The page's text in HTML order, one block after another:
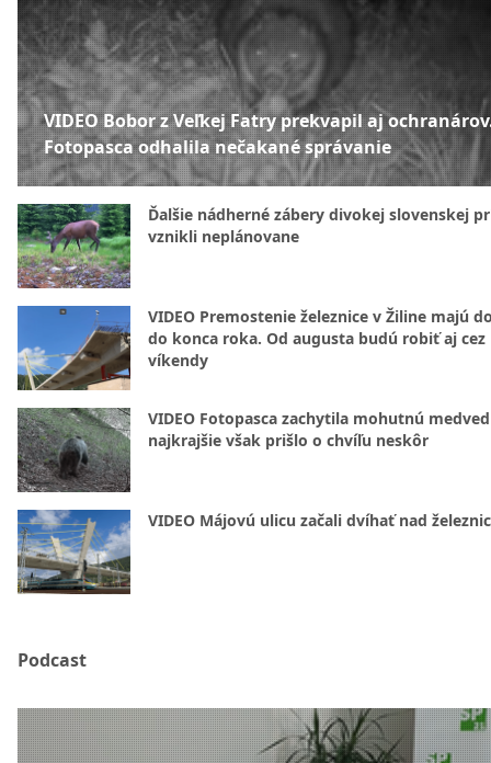
VIDEO Bobor z Veľkej Fatry prekvapil aj
Fotopasca odhalila nečakané správanie
Ďalšie nádherné zábery divokej slovenskej
vznikli neplánovane
VIDEO Premostenie železnice v Žiline majú
do konca roka. Od augusta budú robiť aj cez
víkendy
VIDEO Fotopasca zachytila mohutnú
najkrajšie však prišlo o chvíľu neskôr
VIDEO Májovú ulicu začali dvíhať nad
Podcast